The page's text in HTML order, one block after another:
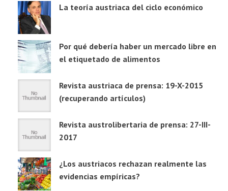
La teoría austriaca del ciclo económico
Por qué debería haber un mercado libre en
el etiquetado de alimentos
Revista austriaca de prensa: 19-X-2015
(recuperando artículos)
Revista austrolibertaria de prensa: 27-III-
2017
¿Los austriacos rechazan realmente las
evidencias empíricas?